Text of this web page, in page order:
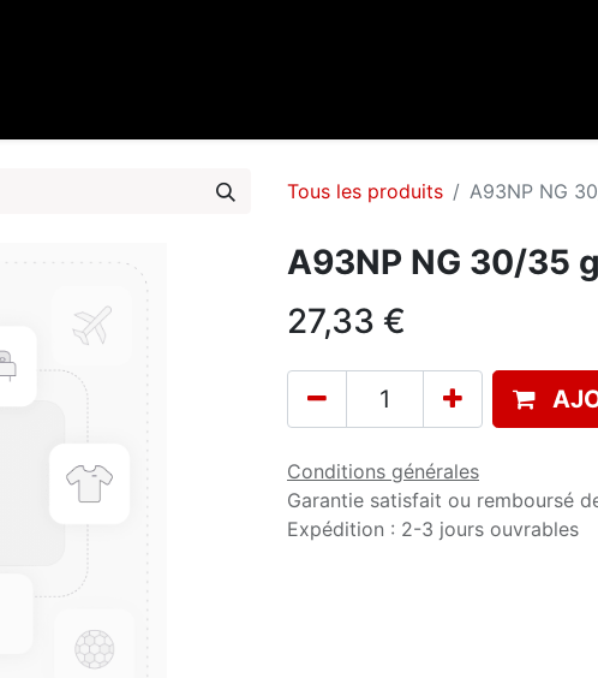
Tous les produits A93NP NG
A93NP NG 30/35
27,33 €
Conditions générales
Garantie satisfait ou remboursé
Expédition : 2-3 jours ouvrables